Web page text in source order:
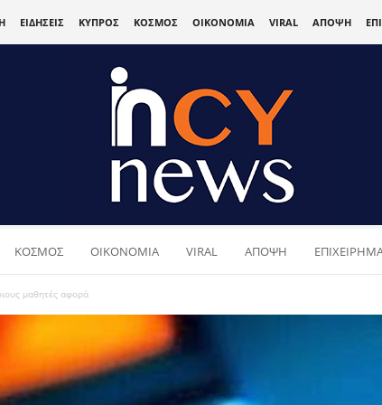
ΕΙΔΗΣΕΙΣ ΚΥΠΡΟΣ ΚΟΣΜΟΣ ΟΙΚΟΝΟΜΙΑ VIRAL ΑΠΟΨΗ
ΚΟΣΜΟΣ ΟΙΚΟΝΟΜΙΑ VIRAL ΑΠΟΨΗ
μαθητές αφορά